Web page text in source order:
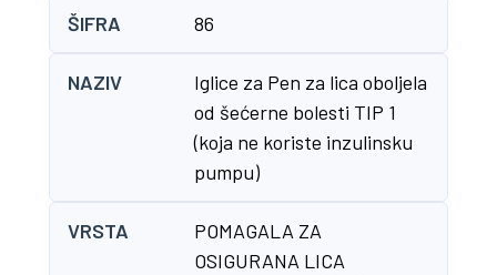
ŠIFRA 86
NAZIV
Iglice za Pen za lica oboljela
od šećerne bolesti TIP 1
(koja ne koriste inzulinsku
pumpu)
VRSTA
POMAGALA ZA
OSIGURANA LICA